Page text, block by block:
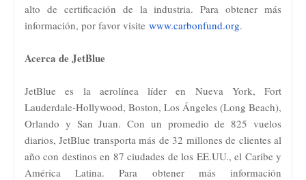
alto de certificación de la industria. Para obtener más
información, por favor visite www.carbonfund.org.
Acerca de JetBlue
JetBlue es la aerolínea líder en Nueva York, Fort
Lauderdale-Hollywood, Boston, Los Ángeles (Long Beach),
Orlando y San Juan. Con un promedio de 825 vuelos
diarios, JetBlue transporta más de 32 millones de clientes al
año con destinos en 87 ciudades de los EE.UU., el Caribe y
América Latina. Para obtener más información